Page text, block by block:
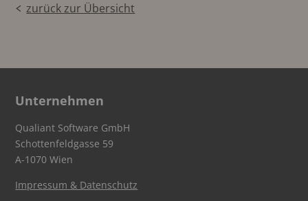
zurück zur Übersicht
Unternehmen
Qualiant Software GmbH
Schottenfeldgasse 59
A-1070 Wien
Impressum & Datenschutz